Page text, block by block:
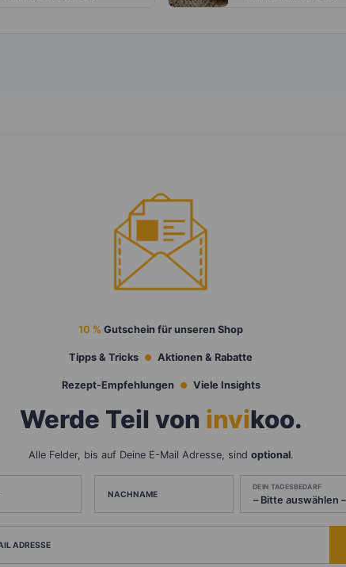
10 % Gutschein für unseren Shop
Tipps & Tricks Aktionen & Rabatte
Rezept-Empfehlungen Viele Insights
Werde Teil von invikoo.
Alle Felder, bis auf Deine E-Mail Adresse, sind optional.
NACHNAME
DEIN TAGESBEDARF
ADRESSE